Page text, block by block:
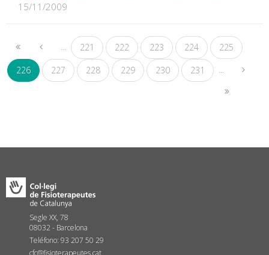
15/11/2009
... 221 222 223 224
225
226(actual)227 228 229 230 231 ...
Segle XX, 78
08032 - Barcelona
Teléfono: 93 207 50 29
cfc@fisioterapeutes.cat